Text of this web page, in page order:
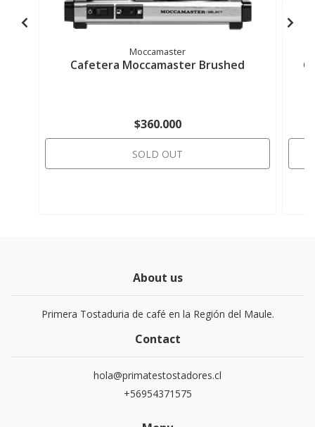
Moccamaster
Cafetera Moccamaster Brushed
$360.000
SOLD OUT
About us
Primera Tostaduria de café en la Región del Maule.
Contact
hola@primatestostadores.cl
+56954371575